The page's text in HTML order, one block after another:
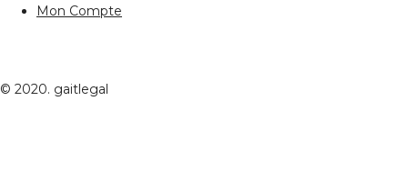
Mon Compte
© 2020. gaitlegal